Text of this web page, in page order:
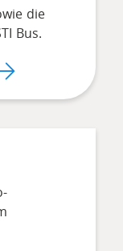
die
Bus.